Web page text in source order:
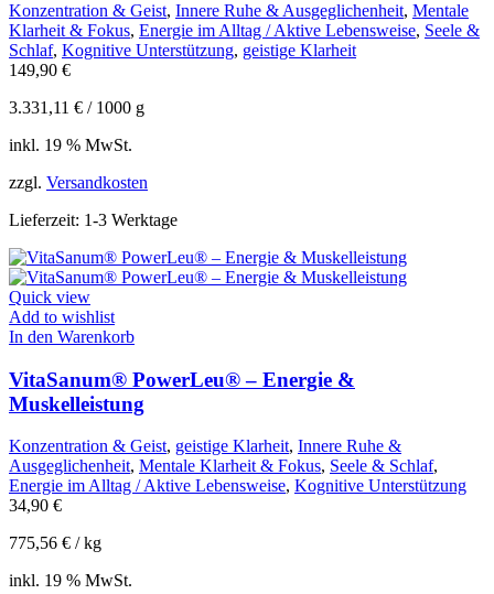
Konzentration & Geist, Innere Ruhe & Ausgeglichenheit, Mentale
Klarheit & Fokus, Energie im Alltag / Aktive Lebensweise, Seele &
Schlaf, Kognitive Unterstützung, geistige Klarheit
149,90 €
3.331,11 € / 1000 g
inkl. 19 % MwSt.
zzgl. Versandkosten
Lieferzeit: 1-3 Werktage
Quick view
Add to wishlist
In den Warenkorb
VitaSanum® PowerLeu® – Energie &
Muskelleistung
Konzentration & Geist, geistige Klarheit, Innere Ruhe &
Ausgeglichenheit, Mentale Klarheit & Fokus, Seele & Schlaf,
Energie im Alltag / Aktive Lebensweise, Kognitive Unterstützung
34,90 €
775,56 € /kg
inkl. 19 % MwSt.